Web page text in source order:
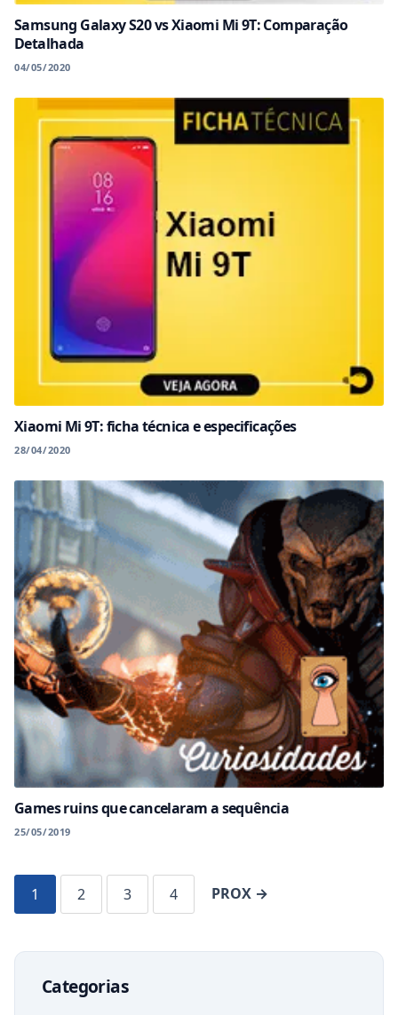
Samsung Galaxy S20 vs Xiaomi Mi 9T: Comparação
Detalhada
04/05/2020
Xiaomi Mi 9T: ficha técnica e especificações
28/04/2020
Games ruins que cancelaram a sequência
25/05/2019
1 2 3 4 PROX →
Categorias